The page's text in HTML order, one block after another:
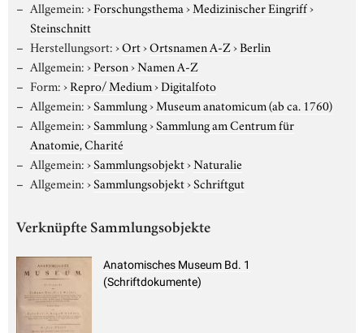
Allgemein:›Forschungsthema›Medizinischer Eingriff›
Steinschnitt
Herstellungsort:›Ort›Ortsnamen A-Z›Berlin
Allgemein:›Person›Namen A-Z
Form:›Repro/ Medium›Digitalfoto
Allgemein:›Sammlung›Museum anatomicum (ab ca. 1760)
Allgemein:›Sammlung›Sammlung am Centrum für
Anatomie, Charité
Allgemein:›Sammlungsobjekt›Naturalie
Allgemein:›Sammlungsobjekt›Schriftgut
Verknüpfte Sammlungsobjekte
Anatomisches Museum Bd. 1
(Schriftdokumente)